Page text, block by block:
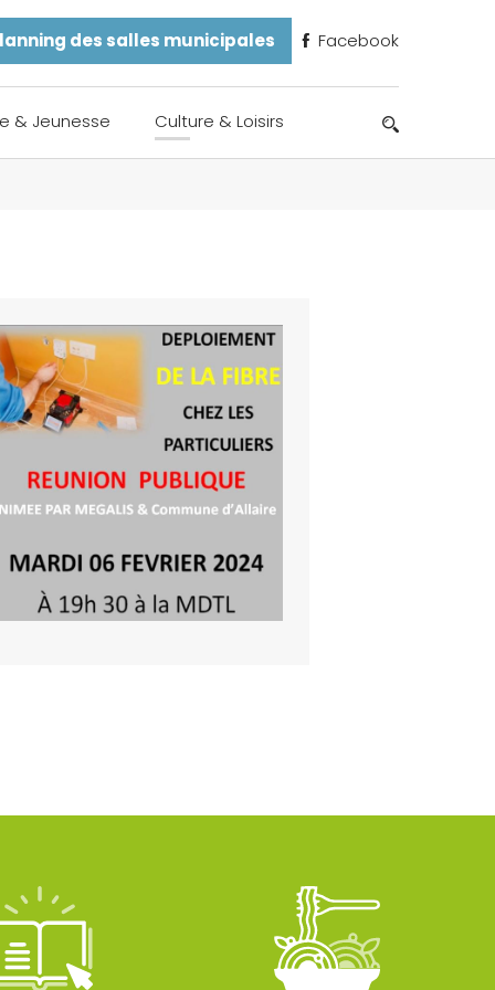
des salles municipales Facebook
& Jeunesse Culture & Loisirs